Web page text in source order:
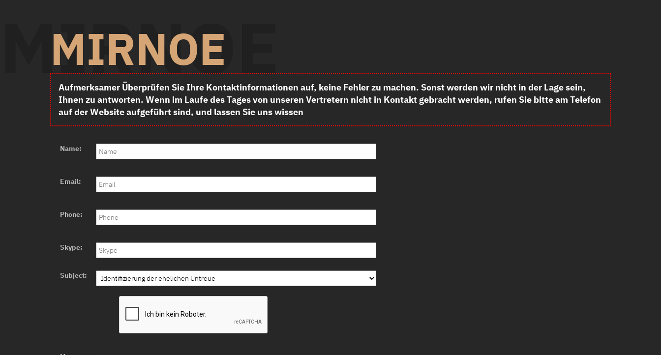
MIRNOE
MIRNOE
Aufmerksamer Überprüfen Sie Ihre Kontaktinformationen auf, keine Fehler zu machen. Sonst werden wir nicht in der Lage sein,
Ihnen zu antworten. Wenn im Laufe des Tages von unseren Vertretern nicht in Kontakt gebracht werden, rufen Sie bitte am Telefon
auf der Website aufgeführt sind, und lassen Sie uns wissen
Name:
Email:
Phone:
Skype:
Subject: